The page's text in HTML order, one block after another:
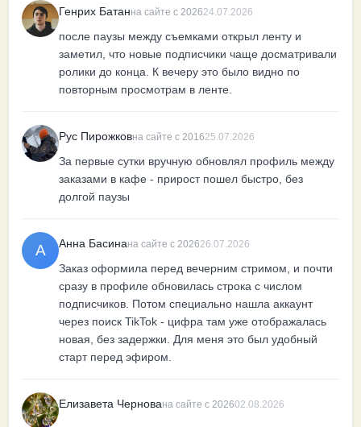
Генрих Батанна сайте с 202624.07.2026
после паузы между съемками открыл ленту и
заметил, что новые подписчики чаще досматривали
ролики до конца. К вечеру это было видно по
повторным просмотрам в ленте.
Рус Пирожковна сайте с 201625.07.2026
За первые сутки вручную обновлял профиль между
заказами в кафе - прирост пошел быстро, без
долгой паузы
А Анна Басинана сайте с 202626.07.2026
Заказ оформила перед вечерним стримом, и почти
сразу в профиле обновилась строка с числом
подписчиков. Потом специально нашла аккаунт
через поиск TikTok - цифра там уже отображалась
новая, без задержки. Для меня это был удобный
старт перед эфиром.
Елизавета Чернована сайте с 202602.08.2026